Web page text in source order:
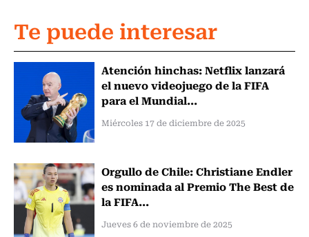
Te puede interesar
Atención hinchas: Netflix lanzará
el nuevo videojuego de la FIFA
para el Mundial...
Miércoles 17 de diciembre de 2025
Orgullo de Chile: Christiane Endler
es nominada al Premio The Best de
la FIFA...
Jueves 6 de noviembre de 2025